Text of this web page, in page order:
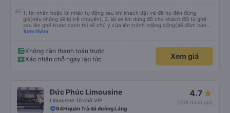
1. tin nhắn hoặc lời nhắc tự động sau khi khách đặt vé để họ đến đúng
giờ(nếu không sẽ bị trễ chuyến). 2. lái xe khi dừng đỗ cho khách đổi từ ghế
sau lên ghế trước cạnh tài xế chú ý cửa lên tránh miệng cống(để đảm bảo
an toàn cho khách- tại HN: miệng cống bằng sắt chữ nhật dạng ô lưới, cửa
Tng kịp 20h, để khách nối chuyến Xe 11 chỗ nên thoáng đãng.
Xem thêm
Không cần thanh toán trước
Xác nhận chỗ ngay lập tức
Xem giá
Đức Phúc Limousine
Limousine 10 chỗ VIP
4.7
(208 đánh giá)
94H quán Trà đá đường Láng